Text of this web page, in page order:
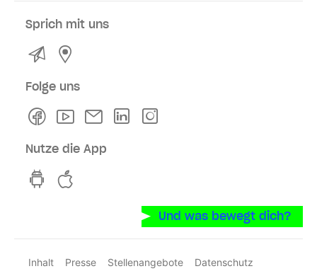
Sprich mit uns
Kontakt
Folge uns
FacebookYoutubeNewsletterLinkedln
Nutze die App
hvv switch App auf GooglePlay
Und was bewegt dich?
Inhalt Presse Stellenangebote
Datenschutz